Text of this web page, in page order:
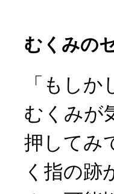
むくみの
「もし
むくみが
押してみ
く指の跡